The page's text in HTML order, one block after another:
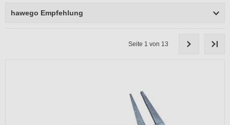
hawego Empfehlung
Seite 1 von 13